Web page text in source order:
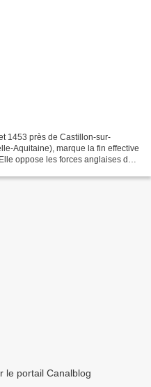
1453 près de Castillon-sur-
Aquitaine), marque la fin effective
oppose les forces anglaises du
le portail Canalblog